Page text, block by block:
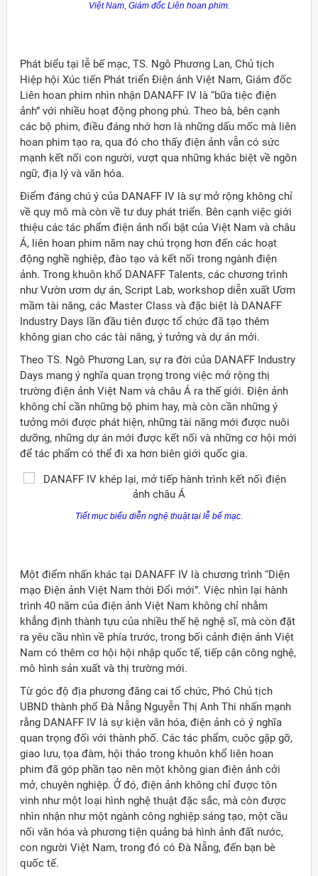
Việt Nam ở nước ngoài
Việt Nam, Giám đốc Liên hoan phim.
Phát biểu tại lễ bế mạc, TS. Ngô Phương Lan, Chủ tịch
Hiệp hội Xúc tiến Phát triển Điện ảnh Việt Nam, Giám đốc
Liên hoan phim nhìn nhận DANAFF IV là “bữa tiệc điện
ảnh” với nhiều hoạt động phong phú. Theo bà, bên cạnh
các bộ phim, điều đáng nhớ hơn là những dấu mốc mà liên
hoan phim tạo ra, qua đó cho thấy điện ảnh vẫn có sức
mạnh kết nối con người, vượt qua những khác biệt về ngôn
ngữ, địa lý và văn hóa.
Điểm đáng chú ý của DANAFF IV là sự mở rộng không chỉ
về quy mô mà còn về tư duy phát triển. Bên cạnh việc giới
thiệu các tác phẩm điện ảnh nổi bật của Việt Nam và châu
Á, liên hoan phim năm nay chú trọng hơn đến các hoạt
động nghề nghiệp, đào tạo và kết nối trong ngành điện
ảnh. Trong khuôn khổ DANAFF Talents, các chương trình
như Vườn ươm dự án, Script Lab, workshop diễn xuất Ươm
mầm tài năng, các Master Class và đặc biệt là DANAFF
Industry Days lần đầu tiên được tổ chức đã tạo thêm
không gian cho các tài năng, ý tưởng và dự án mới.
Theo TS. Ngô Phương Lan, sự ra đời của DANAFF Industry
Days mang ý nghĩa quan trọng trong việc mở rộng thị
trường điện ảnh Việt Nam và châu Á ra thế giới. Điện ảnh
không chỉ cần những bộ phim hay, mà còn cần những ý
tưởng mới được phát hiện, những tài năng mới được nuôi
dưỡng, những dự án mới được kết nối và những cơ hội mới
để tác phẩm có thể đi xa hơn biên giới quốc gia.
Tiết mục biểu diễn nghệ thuật tại lễ bế mạc.
Một điểm nhấn khác tại DANAFF IV là chương trình “Diện
mạo Điện ảnh Việt Nam thời Đổi mới”. Việc nhìn lại hành
trình 40 năm của điện ảnh Việt Nam không chỉ nhằm
khẳng định thành tựu của nhiều thế hệ nghệ sĩ, mà còn đặt
ra yêu cầu nhìn về phía trước, trong bối cảnh điện ảnh Việt
Nam có thêm cơ hội hội nhập quốc tế, tiếp cận công nghệ,
mô hình sản xuất và thị trường mới.
Từ góc độ địa phương đăng cai tổ chức, Phó Chủ tịch
UBND thành phố Đà Nẵng Nguyễn Thị Anh Thi nhấn mạnh
rằng DANAFF IV là sự kiện văn hóa, điện ảnh có ý nghĩa
quan trọng đối với thành phố. Các tác phẩm, cuộc gặp gỡ,
giao lưu, tọa đàm, hội thảo trong khuôn khổ liên hoan
phim đã góp phần tạo nên một không gian điện ảnh cởi
mở, chuyên nghiệp. Ở đó, điện ảnh không chỉ được tôn
vinh như một loại hình nghệ thuật đặc sắc, mà còn được
nhìn nhận như một ngành công nghiệp sáng tạo, một cầu
nối văn hóa và phương tiện quảng bá hình ảnh đất nước,
con người Việt Nam, trong đó có Đà Nẵng, đến bạn bè
quốc tế.